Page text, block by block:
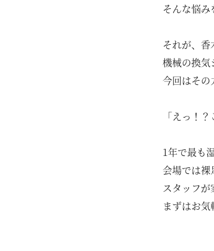
そんな悩
それが、
機械の換気
今回はその
「えっ！
1年で最も
会場では裸
スタッフが
まずはお気